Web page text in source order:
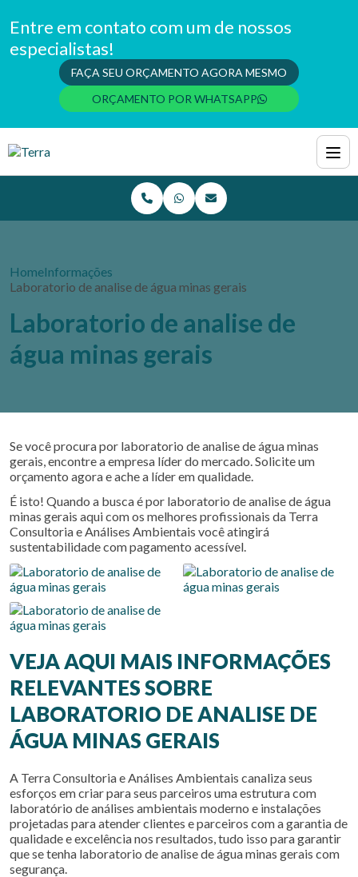
Entre em contato com um de nossos
especialistas!
FAÇA SEU ORÇAMENTO AGORA MESMO
ORÇAMENTO POR WHATSAPP
HomeInformações
Laboratorio de analise de água minas gerais
Laboratorio de analise de
água minas gerais
Se você procura por laboratorio de analise de água minas
gerais, encontre a empresa líder do mercado. Solicite um
orçamento agora e ache a líder em qualidade.
É isto! Quando a busca é por laboratorio de analise de água
minas gerais aqui com os melhores profissionais da Terra
Consultoria e Análises Ambientais você atingirá
sustentabilidade com pagamento acessível.
VEJA AQUI MAIS INFORMAÇÕES
RELEVANTES SOBRE
LABORATORIO DE ANALISE DE
ÁGUA MINAS GERAIS
A Terra Consultoria e Análises Ambientais canaliza seus
esforços em criar para seus parceiros uma estrutura com
laboratório de análises ambientais moderno e instalações
projetadas para atender clientes e parceiros com a garantia de
qualidade e excelência nos resultados, tudo isso para garantir
que se tenha laboratorio de analise de água minas gerais com
segurança.